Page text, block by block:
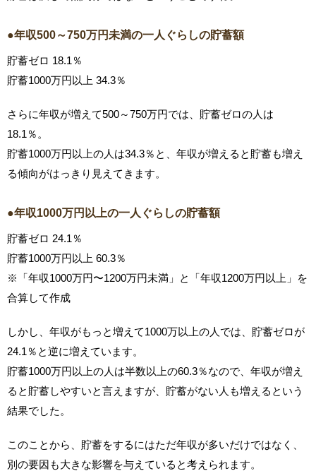
●年収500～750万円未満の一人ぐらしの貯蓄額
貯蓄ゼロ 18.1％
貯蓄1000万円以上 34.3％
さらに年収が増えて500～750万円では、貯蓄ゼロの人は
18.1％。
貯蓄1000万円以上の人は34.3％と、年収が増えると貯蓄も増え
る傾向がはっきり見えてきます。
●年収1000万円以上の一人ぐらしの貯蓄額
貯蓄ゼロ 24.1％
貯蓄1000万円以上 60.3％
※「年収1000万円〜1200万円未満」と「年収1200万円以上」を
合算して作成
しかし、年収がもっと増えて1000万以上の人では、貯蓄ゼロが
24.1％と逆に増えています。
貯蓄1000万円以上の人は半数以上の60.3％なので、年収が増え
ると貯蓄しやすいと言えますが、貯蓄がない人も増えるという
結果でした。
このことから、貯蓄をするにはただ年収が多いだけではなく、
別の要因も大きな影響を与えていると考えられます。